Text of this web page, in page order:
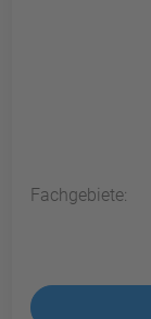
Fachgebiete: